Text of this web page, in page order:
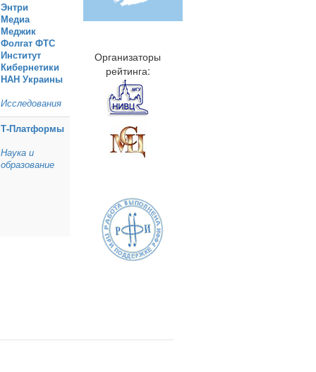
Энтри
Медиа
Меджик
Фолгат ФТС
Институт
Кибернетики
НАН Украины
Исследования
Т‑Платформы
Наука и
образование
Организаторы
рейтинга: